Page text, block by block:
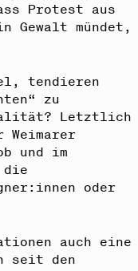
Protest aus
mündet,
tendieren
zu
Letztlich
und im
die
oder
auch eine
seit den